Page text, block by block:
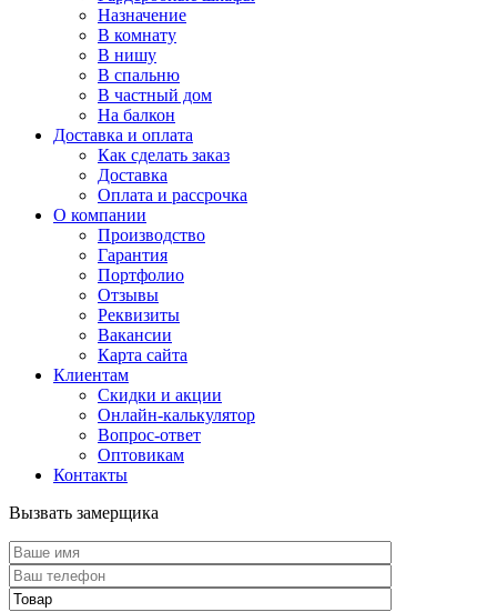
Назначение
В комнату
В нишу
В спальню
В частный дом
На балкон
Доставка и оплата
Как сделать заказ
Доставка
Оплата и рассрочка
О компании
Производство
Гарантия
Портфолио
Отзывы
Реквизиты
Вакансии
Карта сайта
Клиентам
Скидки и акции
Онлайн-калькулятор
Вопрос-ответ
Оптовикам
Контакты
Вызвать замерщика